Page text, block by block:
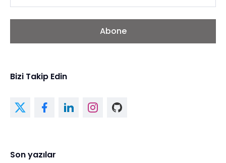
Abone
Bizi Takip Edin
Son yazılar